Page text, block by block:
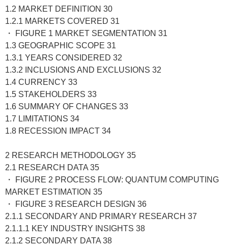
1.2 MARKET DEFINITION 30
1.2.1 MARKETS COVERED 31
・ FIGURE 1 MARKET SEGMENTATION 31
1.3 GEOGRAPHIC SCOPE 31
1.3.1 YEARS CONSIDERED 32
1.3.2 INCLUSIONS AND EXCLUSIONS 32
1.4 CURRENCY 33
1.5 STAKEHOLDERS 33
1.6 SUMMARY OF CHANGES 33
1.7 LIMITATIONS 34
1.8 RECESSION IMPACT 34
2 RESEARCH METHODOLOGY 35
2.1 RESEARCH DATA 35
・ FIGURE 2 PROCESS FLOW: QUANTUM COMPUTING
MARKET ESTIMATION 35
・ FIGURE 3 RESEARCH DESIGN 36
2.1.1 SECONDARY AND PRIMARY RESEARCH 37
2.1.1.1 KEY INDUSTRY INSIGHTS 38
2.1.2 SECONDARY DATA 38